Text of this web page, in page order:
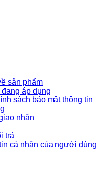
sản phẩm
áp dụng
sách bảo mật thông tin
nhận
trả
cá nhân của người dùng